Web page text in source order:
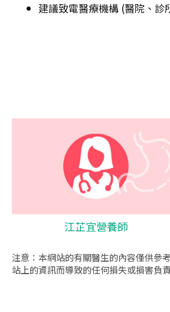
建議致電醫療機構 (醫院、診
江芷宜營養師
注意：本網站的有關醫生的內容僅供參
站上的資訊而導致的任何損失或損害負